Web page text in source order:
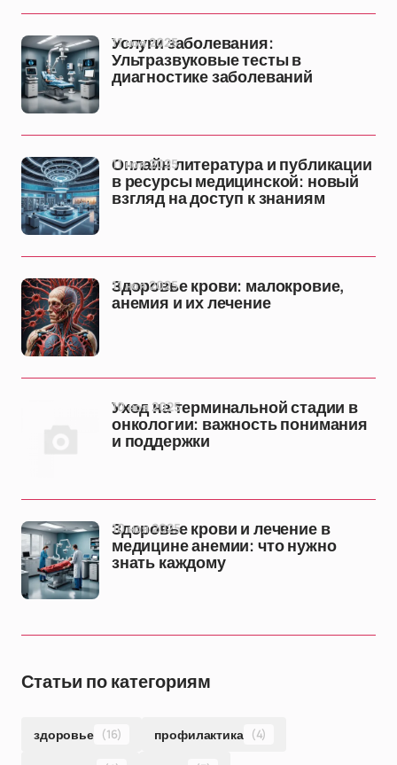
Услуги заболевания:
Ультразвуковые тесты в
диагностике заболеваний
11 ноя 2025
Онлайн литература и публикации
в ресурсы медицинской: новый
взгляд на доступ к знаниям
11 ноя 2025
Здоровье крови: малокровие,
анемия и их лечение
11 ноя 2025
Уход на терминальной стадии в
онкологии: важность понимания
и поддержки
10 ноя 2025
Здоровье крови и лечение в
медицине анемии: что нужно
знать каждому
10 ноя 2025
Статьи по категориям
здоровье (16) профилактика (4)